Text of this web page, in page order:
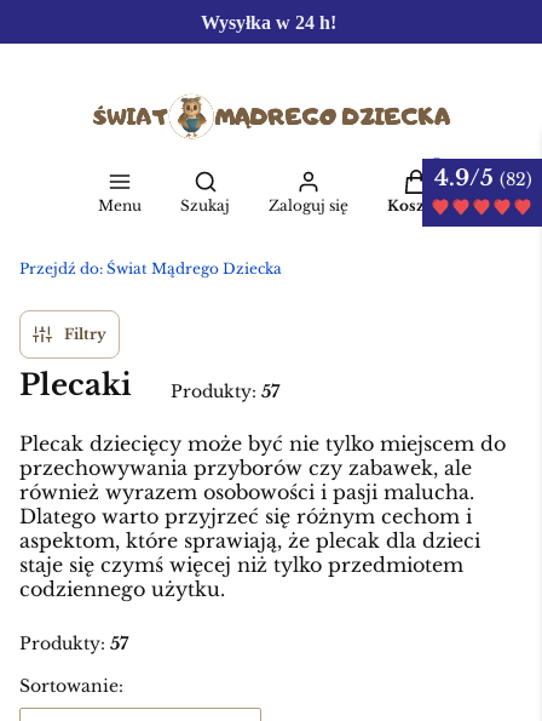
Wysyłka w 24 h!
Menu
Otwórz wyszukiwarkę
Szukaj Zaloguj się
Produkty w
Koszyk
Przejdź do: Świat Mądrego Dziecka
Filtry
Plecaki Produkty: 57
Plecak dziecięcy może być nie tylko miejscem do
przechowywania przyborów czy zabawek, ale
również wyrazem osobowości i pasji malucha.
Dlatego warto przyjrzeć się różnym cechom i
aspektom, które sprawiają, że plecak dla dzieci
staje się czymś więcej niż tylko przedmiotem
codziennego użytku.
Produkty: 57
Lista produktów
Sortowanie:
4.9/5 (82)